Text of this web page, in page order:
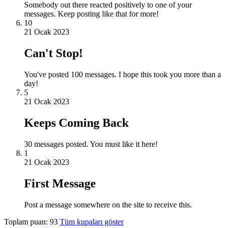
Somebody out there reacted positively to one of your
messages. Keep posting like that for more!
10
21 Ocak 2023
Can't Stop!
You've posted 100 messages. I hope this took you more than a
day!
5
21 Ocak 2023
Keeps Coming Back
30 messages posted. You must like it here!
1
21 Ocak 2023
First Message
Post a message somewhere on the site to receive this.
Toplam puan: 93 Tüm kupaları göster